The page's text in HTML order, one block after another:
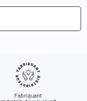
Fabriquant